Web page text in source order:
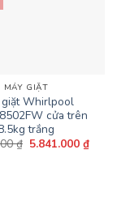
MÁY GIẶT
giặt Whirlpool
cửa trên
trắng
₫ Giá
5.841.000₫Giá